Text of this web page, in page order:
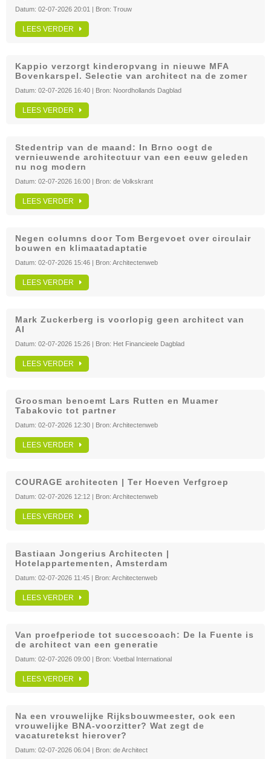
Datum: 02-07-2026 20:01 | Bron: Trouw
LEES VERDER
Kappio verzorgt kinderopvang in nieuwe MFA
Bovenkarspel. Selectie van architect na de zomer
Datum: 02-07-2026 16:40 | Bron: Noordhollands Dagblad
LEES VERDER
Stedentrip van de maand: In Brno oogt de
vernieuwende architectuur van een eeuw geleden
nu nog modern
Datum: 02-07-2026 16:00 | Bron: de Volkskrant
LEES VERDER
Negen columns door Tom Bergevoet over circulair
bouwen en klimaatadaptatie
Datum: 02-07-2026 15:46 | Bron: Architectenweb
LEES VERDER
Mark Zuckerberg is voorlopig geen architect van
AI
Datum: 02-07-2026 15:26 | Bron: Het Financieele Dagblad
LEES VERDER
Groosman benoemt Lars Rutten en Muamer
Tabakovic tot partner
Datum: 02-07-2026 12:30 | Bron: Architectenweb
LEES VERDER
COURAGE architecten | Ter Hoeven Verfgroep
Datum: 02-07-2026 12:12 | Bron: Architectenweb
LEES VERDER
Bastiaan Jongerius Architecten |
Hotelappartementen, Amsterdam
Datum: 02-07-2026 11:45 | Bron: Architectenweb
LEES VERDER
Van proefperiode tot succescoach: De la Fuente is
de architect van een generatie
Datum: 02-07-2026 09:00 | Bron: Voetbal International
LEES VERDER
Na een vrouwelijke Rijksbouwmeester, ook een
vrouwelijke BNA-voorzitter? Wat zegt de
vacaturetekst hierover?
Datum: 02-07-2026 06:04 | Bron: de Architect